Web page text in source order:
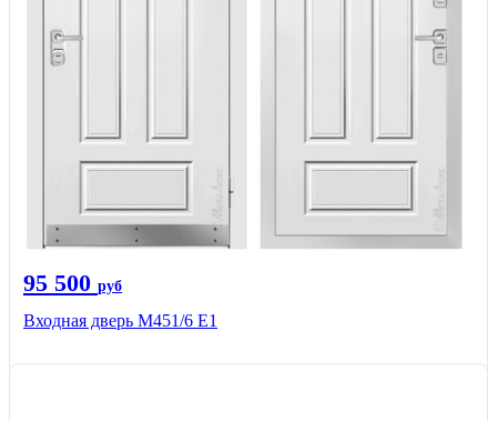
95 500 руб
Входная дверь М451/6 Е1